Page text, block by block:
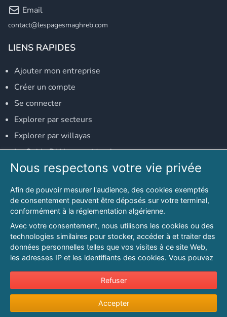
Email
contact@lespagesmaghreb.com
LIENS RAPIDES
Ajouter mon entreprise
Créer un compte
Se connecter
Explorer par secteurs
Explorer par willayas
Le Guide D'Alger, guide-alger.com
NOS RÉSEAUX SOCIAUX
Notre page Facebook
Notre page LinkedIn
Notre page Instagram
Notre page Twitter
© 2026 PAGESMAGHREB.COM. ALL RIGHTS RESERVED
Conditions générales d'utilisation
confidentialité
Protection de la vie privée
Nous respectons votre vie privée
Afin de pouvoir mesurer l'audience, des cookies exemptés
de consentement peuvent être déposés sur votre terminal,
conformément à la réglementation algérienne.
Avec votre consentement, nous utilisons les cookies ou des
technologies similaires pour stocker, accéder à et traiter des
données personnelles telles que vos visites à ce site Web,
les adresses IP et les identifiants des cookies. Vous pouvez
sur l'intérêt légitime à tout moment en cliquant sur « Refuser
».
Pour en savoir plus sur notre politique en matière de cookies
et pour ajuster vos préférences, veuillez consulter notre
Refuser
Accepter